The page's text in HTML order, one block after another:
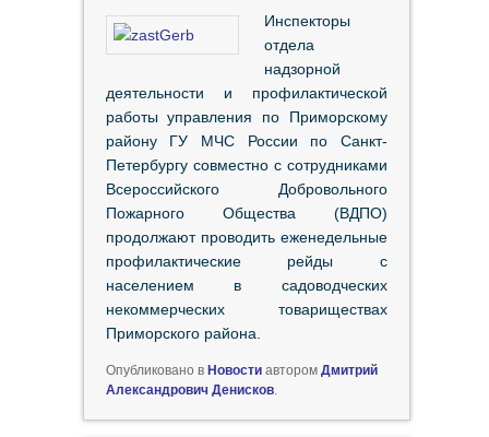
Инспекторы
отдела
надзорной
деятельности и профилактической
работы управления по Приморскому
району ГУ МЧС России по Санкт-
Петербургу совместно с сотрудниками
Всероссийского Добровольного
Пожарного Общества (ВДПО)
продолжают проводить еженедельные
профилактические рейды с
населением в садоводческих
некоммерческих товариществах
Приморского района.
Опубликовано в Новостиавтором Дмитрий
Александрович Денисков.